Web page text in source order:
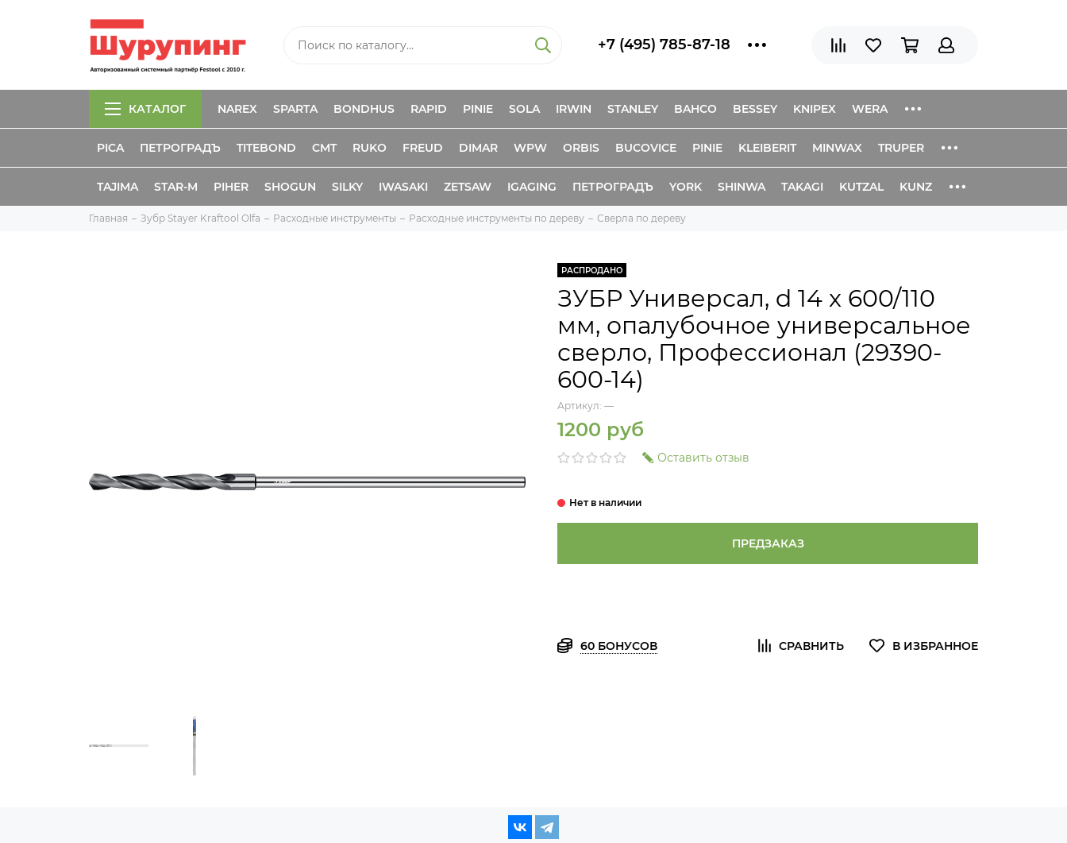
+7 (495) 785-87-18
КАТАЛОГ NAREX SPARTA BONDHUS RAPID PINIE SOLA IRWIN STANLEY BAHCO BESSEY KNIPEX WERA
PICA ПЕТРОГРАДЪ TITEBOND CMT RUKO FREUD DIMAR WPW ORBIS BUCOVICE PINIE KLEIBERIT MINWAX TRUPER
TAJIMA STAR-M PIHER SHOGUN SILKY IWASAKI ZETSAW IGAGING ПЕТРОГРАДЪ YORK SHINWA TAKAGI KUTZAL KUNZ
Главная Зубр Stayer Kraftool Olfa Расходные инструменты Расходные инструменты по дереву Сверла по дереву
РАСПРОДАНО
ЗУБР Универсал, d 14 x 600/110
мм, опалубочное универсальное
сверло, Профессионал (29390-
600-14)
Артикул: —
1200 руб
Оставить отзыв
ПРЕДЗАКАЗ
60 БОНУСОВ